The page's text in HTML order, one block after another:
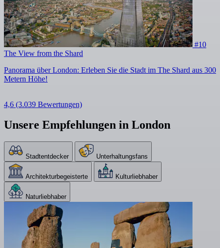
#10
The View from the Shard
Panorama über London: Erleben Sie die Stadt im The Shard aus 300
Metern Höhe!
4,6 (3.039 Bewertungen)
Unsere Empfehlungen in London
Stadtentdecker Unterhaltungsfans
Architekturbegeisterte Kulturliebhaber
Naturliebhaber